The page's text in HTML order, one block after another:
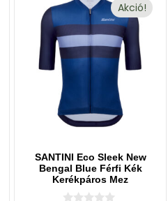
Akció!
SANTINI Eco Sleek New
Bengal Blue Férfi Kék
Kerékpáros Mez